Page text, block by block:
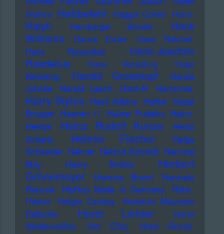
Stefani Haftbefehl Haggai Cohen Haim
Haiyti Hamburger Schule
Hank
Williams
Hanns Eisler
Hans Reichel
Hans Rosenthal
Hans-Joachim
Roedelius
Haoe Kerkeling
Hape
Kerkeling
Harald Grosskopf
Harald
Juhnke
Harald Lesch Hard-Fi Harmonia
Harry Styles Hasil Adkins Hattler Hazel
Brugger Heaven 17 Heiner Pudelko Heino
Heintje
Heinz Rudolf Kunze
Heinz
Schenk
Helene Fischer
Helge
Schneider Helmet Helmut Schmidt Henning
May
Henry Rollins
Herbert
Grönemeyer
Herman Brood
Hermeto
Pascoal
HipHop Made in Germany
Hitler
Hitster
Holger Czukay
Honolulu Mountain
Daffodils
Horst Lichter
Horst
Weidenmüller
Hot Chip Hotel Rimini